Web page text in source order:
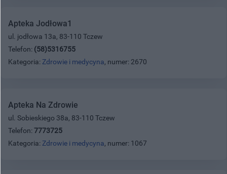
Apteka Jodłowa1
ul. jodłowa 13a, 83-110 Tczew
Telefon: (58)5316755
Kategoria: Zdrowie i medycyna, numer: 2670
Apteka Na Zdrowie
ul. Sobieskiego 38a, 83-110 Tczew
Telefon: 7773725
Kategoria: Zdrowie i medycyna, numer: 1067